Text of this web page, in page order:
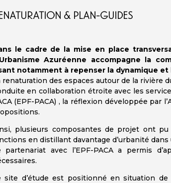
& PLAN-GUIDES
le cadre de la mise en place
Azuréenne accompagne la
notamment à repenser la dynamique
renaturation des espaces autour de la rivière
en collaboration étroite avec les
(EPF-PACA) , la réflexion développée par
plusieurs composantes de projet ont
en distillant davantage d’urbanité
partenariat avec l’EPF-PACA a permis
site d’étude est positionné en situation